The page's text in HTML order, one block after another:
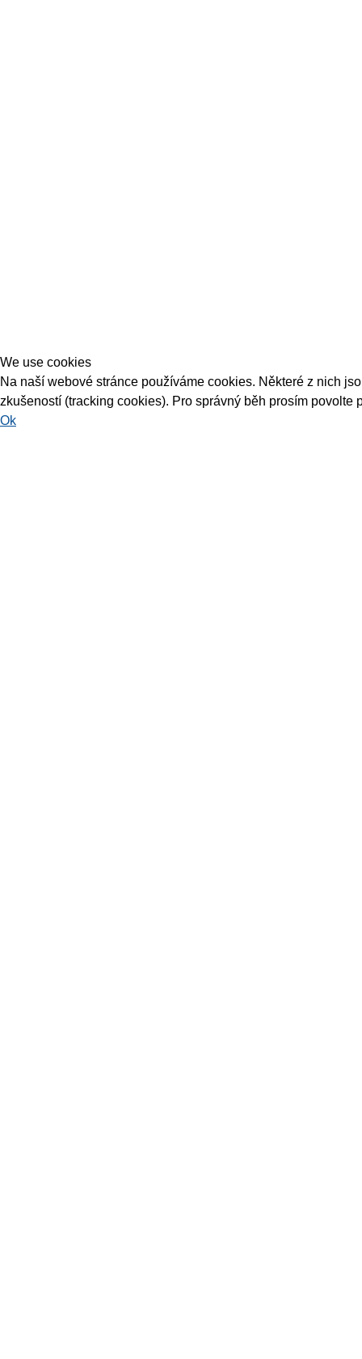
We use cookies
Na naší webové stránce používáme cookies. Některé z nich
zkušeností (tracking cookies). Pro správný běh prosím povolte
Ok